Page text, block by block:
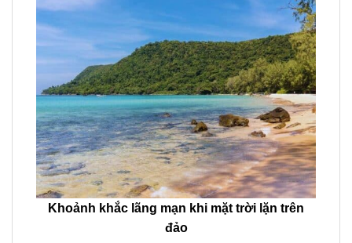
Khoảnh khắc lãng mạn khi mặt trời lặn trên
đảo